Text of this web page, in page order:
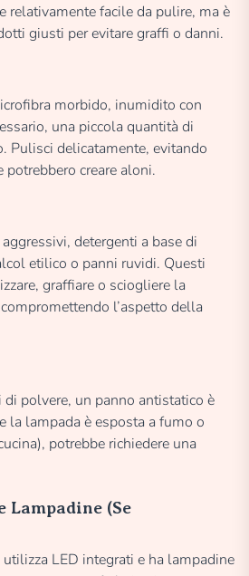
relativamente facile da pulire, ma è
giusti per evitare graffi o danni.
morbido, inumidito con
una piccola quantità di
Pulisci delicatamente, evitando
creare aloni.
detergenti a base di
etilico o panni ruvidi. Questi
graffiare o sciogliere la
l’aspetto della
polvere, un panno antistatico è
la lampada è esposta a fumo o
potrebbe richiedere una
Lampadine (Se
LED integrati e ha lampadine